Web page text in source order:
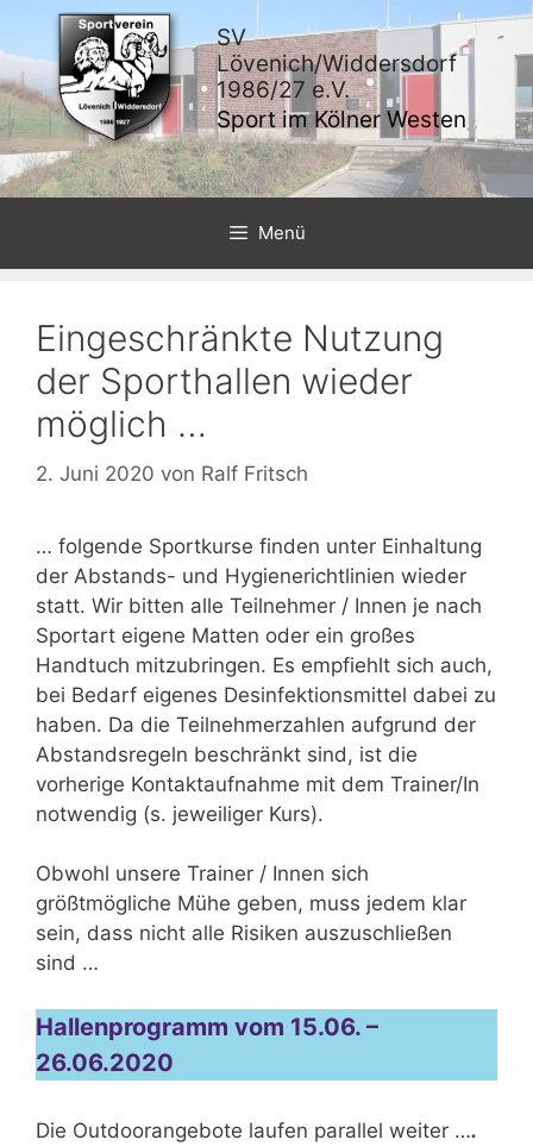
Inhalt
springen
SV
Lövenich/Widdersdorf
1986/27 e.V.
Sport im Kölner Westen
Menü
Eingeschränkte Nutzung
der Sporthallen wieder
möglich …
2. Juni 2020 von Ralf Fritsch
… folgende Sportkurse finden unter Einhaltung
der Abstands- und Hygienerichtlinien wieder
statt. Wir bitten alle Teilnehmer / Innen je nach
Sportart eigene Matten oder ein großes
Handtuch mitzubringen. Es empfiehlt sich auch,
bei Bedarf eigenes Desinfektionsmittel dabei zu
haben. Da die Teilnehmerzahlen aufgrund der
Abstandsregeln beschränkt sind, ist die
vorherige Kontaktaufnahme mit dem Trainer/In
notwendig (s. jeweiliger Kurs).
Obwohl unsere Trainer / Innen sich
größtmögliche Mühe geben, muss jedem klar
sein, dass nicht alle Risiken auszuschließen
sind …
Hallenprogramm vom 15.06. –
26.06.2020
Die Outdoorangebote laufen parallel weiter ….